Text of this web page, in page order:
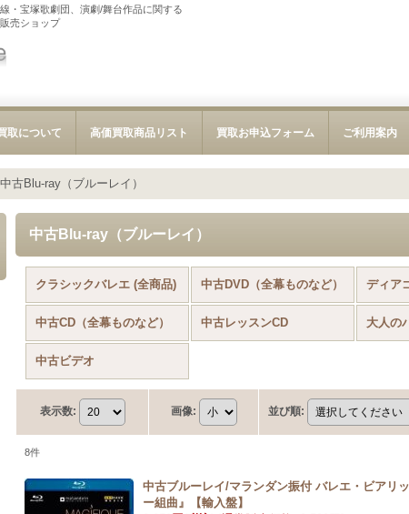
・宝塚歌劇団、演劇/舞台作品に関する
売ショップ
取について 高価買取商品リスト 買取お申込フォーム ご利用案内
中古Blu-ray（ブルーレイ）
中古Blu-ray（ブルーレイ）
クラシックバレエ (全商品) 中古DVD（全幕ものなど）
中古CD（全幕ものなど） 中古レッスンCD
中古ビデオ
表示数: 画像: 並び順:
8件
中古ブルーレイ/マランダン振付 バレエ・ビアリ
ー組曲』【輸入盤】